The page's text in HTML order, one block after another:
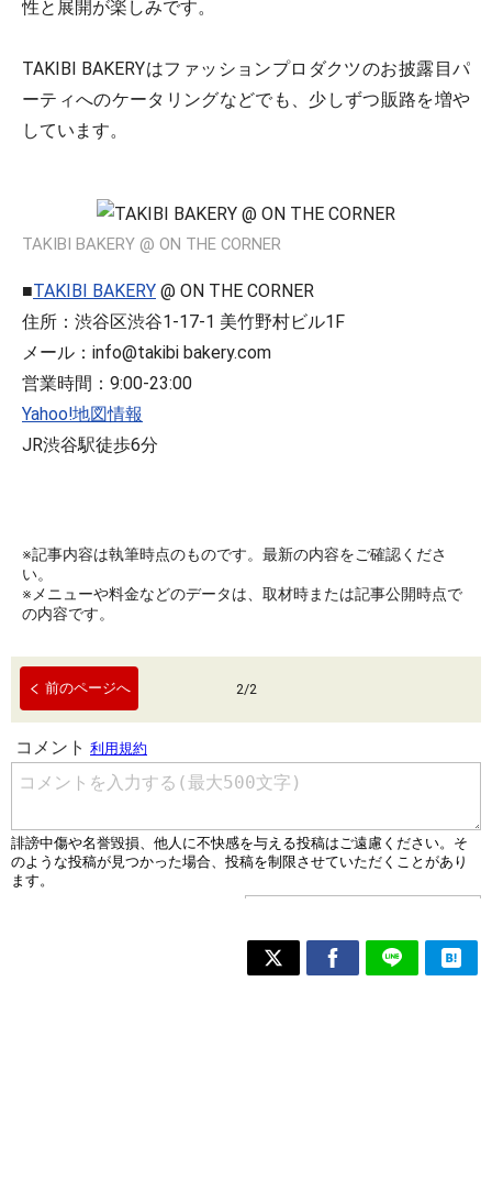
性と展開が楽しみです。
TAKIBI BAKERYはファッションプロダクツのお披露目パ
ーティへのケータリングなどでも、少しずつ販路を増や
しています。
TAKIBI BAKERY @ ON THE CORNER
■TAKIBI BAKERY @ ON THE CORNER
住所：渋谷区渋谷1-17-1 美竹野村ビル1F
メール：info@takibi bakery.com
営業時間：9:00-23:00
Yahoo!地図情報
JR渋谷駅徒歩6分
※記事内容は執筆時点のものです。最新の内容をご確認くださ
い。
※メニューや料金などのデータは、取材時または記事公開時点で
の内容です。
前のページへ 2/2